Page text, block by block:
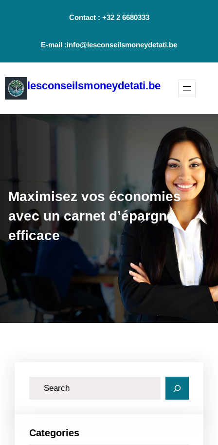
Contact : +32 2 6680333
E-mail :info@lesconseilsmoneydetati.be
lesconseilsmoneydetati.be
Maximisez vos économies
avec un carnet d’épargne
efficace
Categories